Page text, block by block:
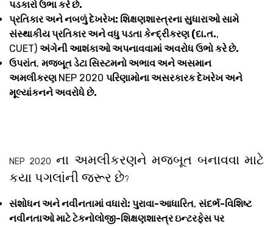
પડકારો ઉભા કરે છે.
પ્રતિકાર અને નબળું દેખરેખ: શિક્ષણશાસ્ત્રના સુધારાઓ સામે
સંસ્થાકીય પ્રતિકાર અને વધુ પડતા કેન્દ્રીકરણ (દા.ત.,
CUET) અંગેની આશંકાઓ અપનાવવામાં અવરોધ ઉભો કરે છે.
ઉપરાંત, મજબૂત ડેટા સિસ્ટમનો અભાવ અને અસમાન
અમલીકરણ NEP 2020 પરિણામોના અસરકારક દેખરેખ અને
મૂલ્યાંકનને અવરોધે છે.
NEP 2020 ના અમલીકરણને મજબૂત બનાવવા માટે
કયા પગલાંની જરૂર છે?
સંશોધન અને નવીનતામાં વધારો: પુરાવા-આધારિત, સંદર્ભ-વિશિષ્ટ
નવીનતાઓ માટે ટેકનોલોજી-શિક્ષણશાસ્ત્ર ઇન્ટરફેસ પર